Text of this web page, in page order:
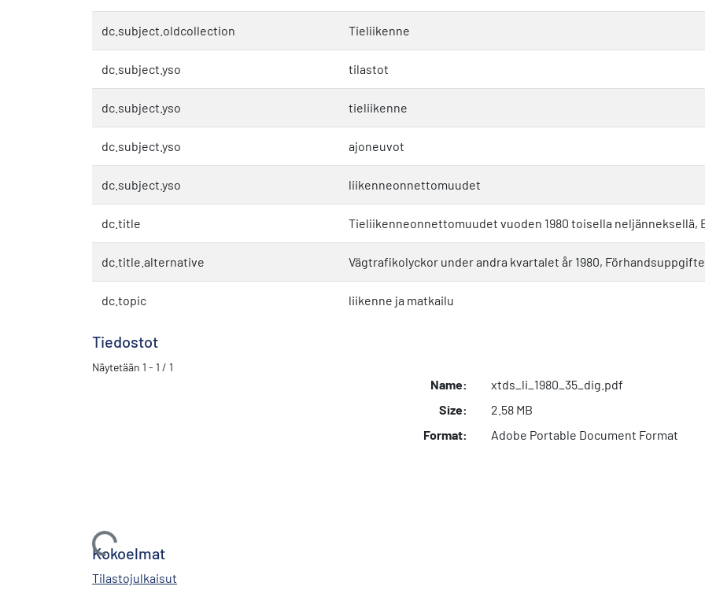
dc.subject.oldcollection Tieliikenne
dc.subject.yso tilastot
dc.subject.yso tieliikenne
dc.subject.yso ajoneuvot
dc.subject.yso liikenneonnettomuudet
dc.title Tieliikenneonnettomuudet vuoden 1980 toisella neljänneksellä,
dc.title.alternative Vägtrafikolyckor under andra kvartalet år 1980,
dc.topic liikenne ja matkailu
Tiedostot
Näytetään 1 - 1 / 1
Ladataan...
Name:
xtds_li_1980_35_dig.pdf
Size:
2.58 MB
Format:
Adobe Portable Document Format
Kokoelmat
Tilastojulkaisut